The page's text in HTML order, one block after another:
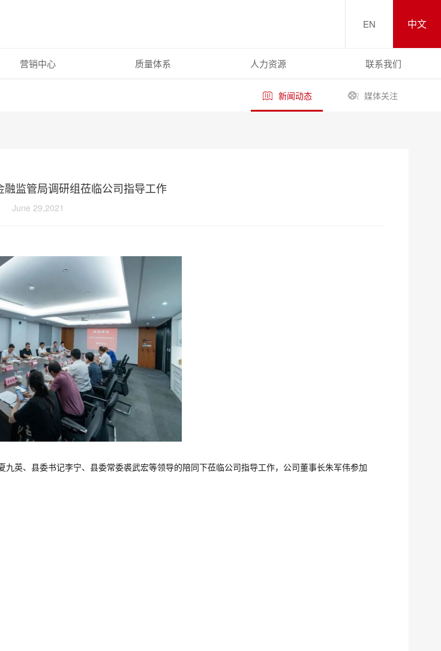
中文
EN
营销中心 质量体系 人力资源 联系我们
新闻动态 媒体关注
融监管局调研组莅临公司指导工作
June 29,2021
英、县委书记李宁、县委常委裘武宏等领导的陪同下莅临公司指导工作，公司董事长朱军伟参加